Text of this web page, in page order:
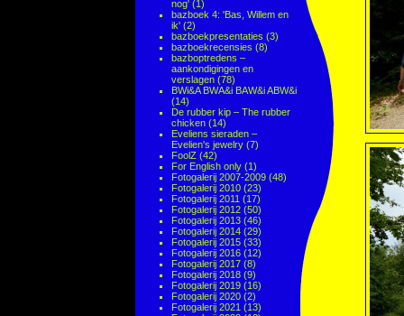
nog' (1)
bazboek 4: 'Bas, Willem en
ik' (2)
bazboekpresentaties (3)
bazboekrecensies (8)
bazboptredens –
aankondigingen en
verslagen (78)
BWi&A BWA&i BAW&i ABW&i
(14)
De rubber kip – The rubber
chicken (14)
Eveliens sieraden –
Evelien's jewelry (7)
FoolZ (42)
For English only (1)
Fotogalerij 2007-2009 (48)
Fotogalerij 2010 (23)
Fotogalerij 2011 (17)
Fotogalerij 2012 (50)
Fotogalerij 2013 (46)
Fotogalerij 2014 (29)
Fotogalerij 2015 (33)
Fotogalerij 2016 (12)
Fotogalerij 2017 (8)
Fotogalerij 2018 (9)
Fotogalerij 2019 (16)
Fotogalerij 2020 (2)
Fotogalerij 2021 (13)